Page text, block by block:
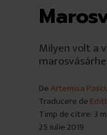
Milyen volt a
DeArtemisa
Traducere de
Timp de citire: 3
25 iulie 2019